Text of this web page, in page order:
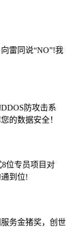
雷同说“NO”!我
防攻击系
的数据安全！
位专员项目对
到位!
务金猪奖，创世